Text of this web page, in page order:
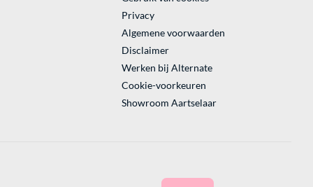
Privacy
Algemene voorwaarden
Disclaimer
Werken bij Alternate
Cookie-voorkeuren
Showroom Aartselaar